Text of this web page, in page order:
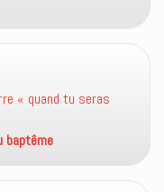
« quand tu seras
baptême